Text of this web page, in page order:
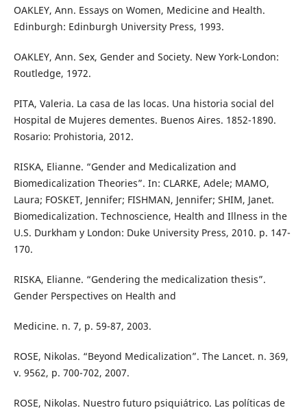
OAKLEY, Ann. Essays on Women, Medicine and Health.
Edinburgh: Edinburgh University Press, 1993.
OAKLEY, Ann. Sex, Gender and Society. New York-London:
Routledge, 1972.
PITA, Valeria. La casa de las locas. Una historia social del
Hospital de Mujeres dementes. Buenos Aires. 1852-1890.
Rosario: Prohistoria, 2012.
RISKA, Elianne. “Gender and Medicalization and
Biomedicalization Theories”. In: CLARKE, Adele; MAMO,
Laura; FOSKET, Jennifer; FISHMAN, Jennifer; SHIM, Janet.
Biomedicalization. Technoscience, Health and Illness in the
U.S. Durkham y London: Duke University Press, 2010. p. 147-
170.
RISKA, Elianne. “Gendering the medicalization thesis”.
Gender Perspectives on Health and
Medicine. n. 7, p. 59-87, 2003.
ROSE, Nikolas. “Beyond Medicalization”. The Lancet. n. 369,
v. 9562, p. 700-702, 2007.
ROSE, Nikolas. Nuestro futuro psiquiátrico. Las políticas de